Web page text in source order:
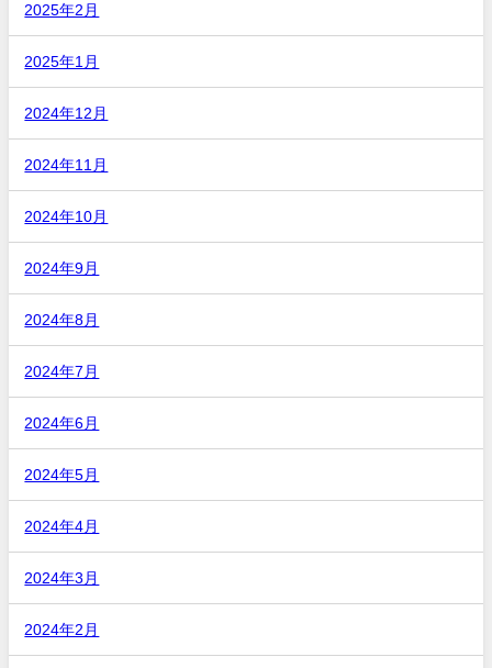
2025年2月
2025年1月
2024年12月
2024年11月
2024年10月
2024年9月
2024年8月
2024年7月
2024年6月
2024年5月
2024年4月
2024年3月
2024年2月